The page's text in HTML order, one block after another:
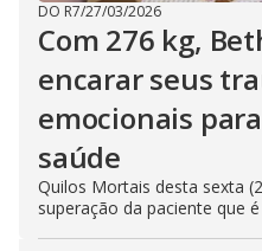
DO R7/27/03/2026
Com 276 kg,
encarar seus
emocionais
saúde
Quilos Mortais desta sexta
superação da paciente que